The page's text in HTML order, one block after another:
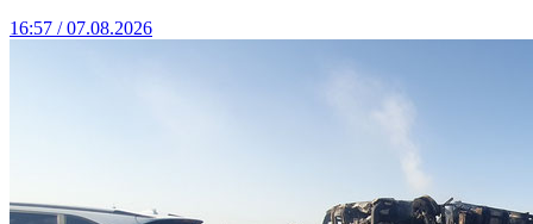
16:57 / 07.08.2026